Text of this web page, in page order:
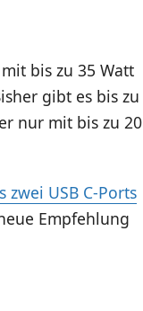
bis zu 35 Watt
gibt es bis zu
nur mit bis zu 20
USB C-Ports
Empfehlung